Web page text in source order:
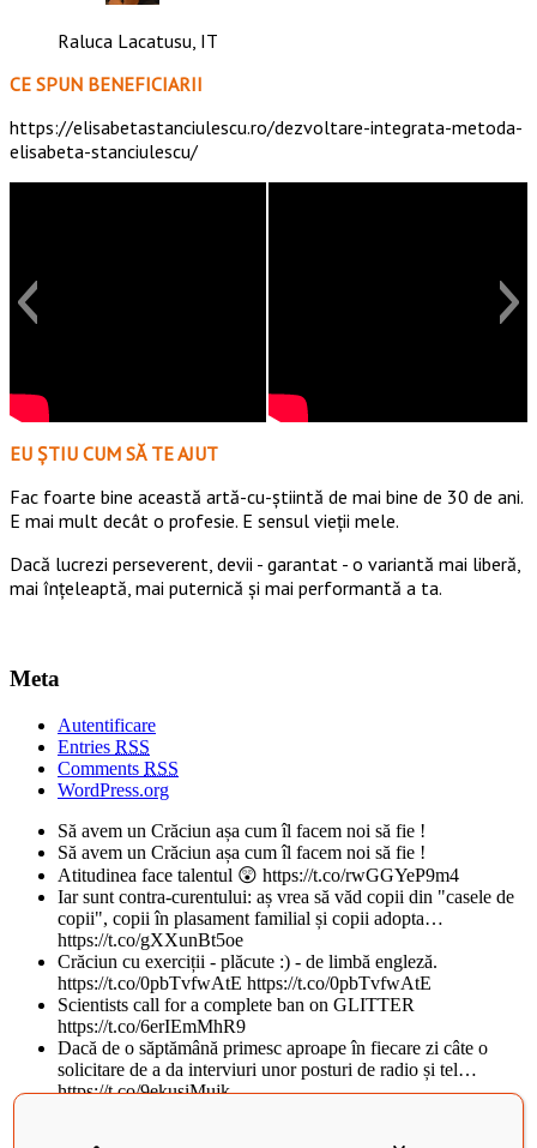
Raluca Lacatusu, IT
CE SPUN BENEFICIARII
https://elisabetastanciulescu.ro/dezvoltare-integrata-metoda-
elisabeta-stanciulescu/
EU ȘTIU CUM SĂ TE AJUT
Fac foarte bine această artă-cu-știintă de mai bine de 30 de ani.
E mai mult decât o profesie. E sensul vieții mele.
Dacă lucrezi perseverent, devii - garantat - o variantă mai liberă,
mai înțeleaptă, mai puternică și mai performantă a ta.
Meta
Autentificare
Entries RSS
Comments RSS
WordPress.org
Să avem un Crăciun așa cum îl facem noi să fie !
Să avem un Crăciun așa cum îl facem noi să fie !
Atitudinea face talentul 😲 https://t.co/rwGGYeP9m4
Iar sunt contra-curentului: aș vrea să văd copii din "casele de
copii", copii în plasament familial și copii adopta…
https://t.co/gXXunBt5oe
Crăciun cu exerciții - plăcute :) - de limbă engleză.
https://t.co/0pbTvfwAtE https://t.co/0pbTvfwAtE
Scientists call for a complete ban on GLITTER
https://t.co/6erIEmMhR9
Dacă de o săptămână primesc aproape în fiecare zi câte o
solicitare de a da interviuri unor posturi de radio și tel…
https://t.co/9ekusiMujk